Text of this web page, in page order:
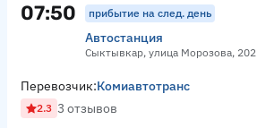
07:50 прибытие на след. день
Автостанция
Сыктывкар, улица Морозова, 202
Перевозчик:Комиавтотранс
2.3 3 отзывов